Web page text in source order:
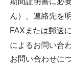
ん）、連絡先を
FAXまたは郵送
によるお問い合
お問い合わせに